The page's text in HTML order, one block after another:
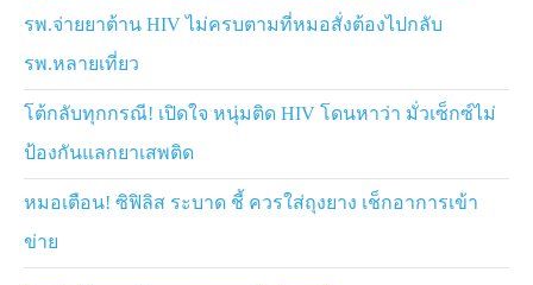
ติดต่อทางเพศสัมพันธ์ เวลา 15.00 น.) ยกเว้นวันหยุดนักขัต
ครั้ง เพียงยื่นบัตรประจำตัวประชาชน (ค่าบริการทางการ
แพทย์ 50 บาท ทำบัตรครั้งแรก 20 บาท) ข้อมูลถูกเก็บเป็น
ความลับ สอบถามเพิ่มเติมโทร.0 2251 6711-5 (วันและ
เวลาราชการ) หรือเฟซบุ๊กเพจ : คลินิกนิรนาม ศูนย์วิจัยโรค
เอดส์และโรคติดเชื้อ สภากาชาดไทย
เชื้อ HIV และโรคติดต่อทางเพศสัมพันธ์ เช่น หนองในแท้
หนองในเทียม ซิฟิลิส หูด ไวรัสตับอักเสบบี ซี เริม ฯลฯ
รพ.จ่ายยาต้าน HIV ไม่ครบตามที่หมอสั่งต้องไปกลับ
รพ.หลายเที่ยว
โต้กลับทุกกรณี! เปิดใจ หนุ่มติด HIV โดนหาว่า มั่วเซ็กซ์ไม่
ป้องกันแลกยาเสพติด
หมอเตือน! ซิฟิลิส ระบาด ชี้ ควรใส่ถุงยาง เช็กอาการเข้า
ข่าย